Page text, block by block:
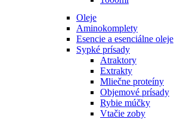
Oleje
Aminokomplety
Esencie a esenciálne oleje
Sypké prísady
Atraktory
Extrakty
Mliečne proteíny
Objemové prísady
Rybie múčky
Vtačie zoby